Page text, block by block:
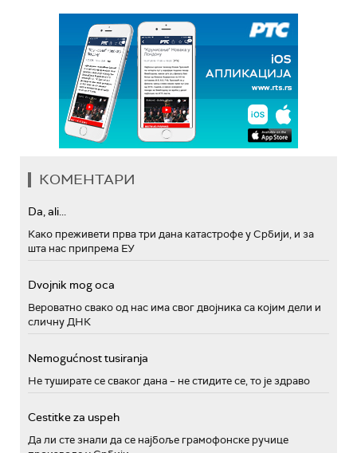
КОМЕНТАРИ
Da, ali...
Како преживети прва три дана катастрофе у Србији, и за
шта нас припрема ЕУ
Dvojnik mog oca
Вероватно свако од нас има свог двојника са којим дели и
сличну ДНК
Nemogućnost tusiranja
Не туширате се сваког дана – не стидите се, то је здраво
Cestitke za uspeh
Да ли сте знали да се најбоље грамофонске ручице